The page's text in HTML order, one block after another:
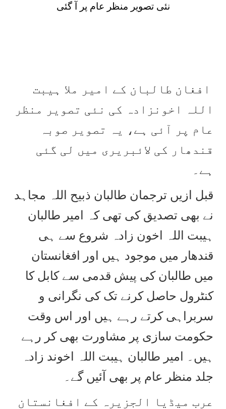
نئی تصویر منظر عام پر آ گئی
افغان طالبان کے امیر ملا ہیبت
اللہ اخونزادہ کی نئی تصویر منظر
عام پر آئی ہے، یہ تصویر صوبہ
قندھار کی لائبریری میں لی گئی
ہے۔
قبل ازیں ترجمان طالبان ذبیح اللہ مجاہد
نے بھی تصدیق کی تھی کہ امیر طالبان
ہیبت اللہ اخون زادہ شروع سے ہی
قندھار میں موجود ہیں اور افغانستان
میں طالبان کی پیش قدمی سے کابل کا
کنٹرول حاصل کرنے تک کی نگرانی و
سربراہی کرتے رہے ہیں اور اس وقت
حکومت سازی پر مشاورت بھی کر رہے
ہیں۔ امیر طالبان ہیبت اللہ اخوند زادہ
جلد منظر عام پر بھی آئیں گے۔
عرب میڈیا الجزیرہ کے افغانستان